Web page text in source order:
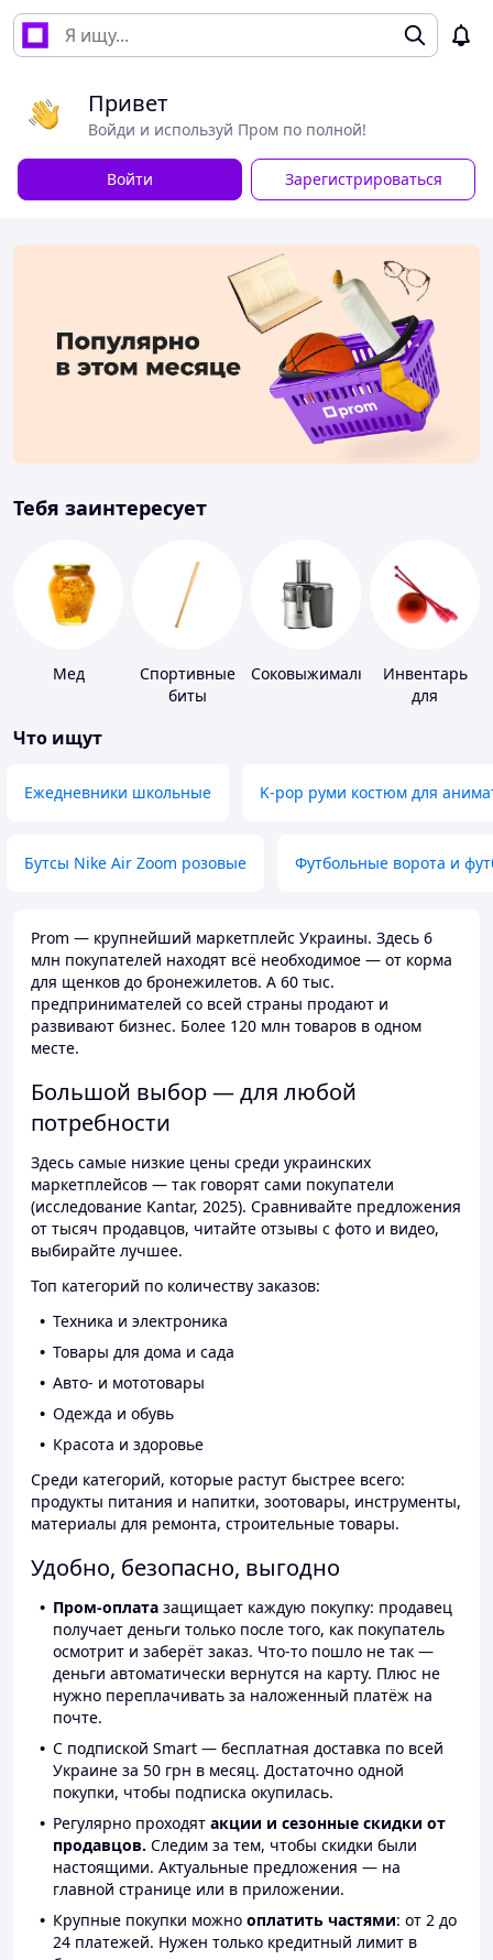
Привет
Войди и используй Пром по полной!
Войти Зарегистрироваться
Тебя заинтересует
Мед
Спортивные
биты
Соковыжималки
Инвентарь
для
Что ищут
Ежедневники школьные K-pop руми костюм для
Бутсы Nike Air Zoom розовые Футбольные ворота и
Prom — крупнейший маркетплейс Украины. Здесь 6
млн покупателей находят всё необходимое — от корма
для щенков до бронежилетов. А 60 тыс.
предпринимателей со всей страны продают и
развивают бизнес. Более 120 млн товаров в одном
месте.
Большой выбор — для любой
потребности
Здесь самые низкие цены среди украинских
маркетплейсов — так говорят сами покупатели
(исследование Kantar, 2025). Сравнивайте предложения
от тысяч продавцов, читайте отзывы с фото и видео,
выбирайте лучшее.
Топ категорий по количеству заказов:
Техника и электроника
Товары для дома и сада
Авто- и мототовары
Одежда и обувь
Красота и здоровье
Среди категорий, которые растут быстрее всего:
продукты питания и напитки, зоотовары, инструменты,
материалы для ремонта, строительные товары.
Удобно, безопасно, выгодно
Пром-оплата защищает каждую покупку: продавец
получает деньги только после того, как покупатель
осмотрит и заберёт заказ. Что-то пошло не так —
деньги автоматически вернутся на карту. Плюс не
нужно переплачивать за наложенный платёж на
почте.
С подпиской Smart — бесплатная доставка по всей
Украине за 50 грн в месяц. Достаточно одной
покупки, чтобы подписка окупилась.
Регулярно проходят акции и сезонные скидки от
продавцов. Следим за тем, чтобы скидки были
настоящими. Актуальные предложения — на
главной странице или в приложении.
Крупные покупки можно оплатить частями: от 2 до
24 платежей. Нужен только кредитный лимит в